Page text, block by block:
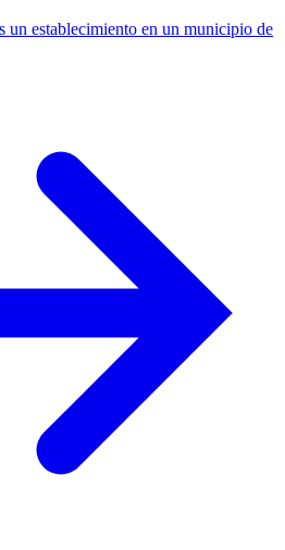
un establecimiento en un municipio de